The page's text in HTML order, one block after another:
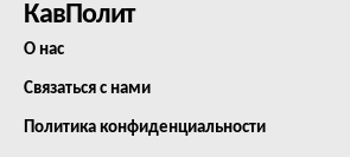
КавПолит
О нас
Связаться с нами
Политика конфиденциальности